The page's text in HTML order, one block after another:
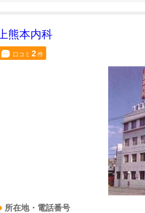
上熊本内科
口コミ 2件
所在地・電話番号